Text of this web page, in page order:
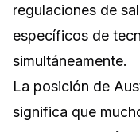
regulaciones de
específicos de
simultáneamente.
La posición de
significa que